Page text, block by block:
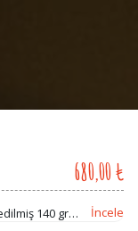
680,00 ₺
140 gr
İncele